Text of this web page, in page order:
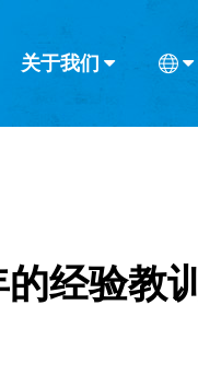
关于我们
经验教训